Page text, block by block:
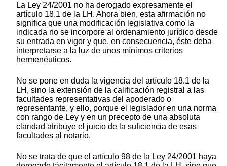
La Ley 24/2001 no ha derogado expresamente el
artículo 18.1 de la LH. Ahora bien, esta afirmación no
significa que una modificación legislativa como la
indicada no se incorpore al ordenamiento jurídico desde
su entrada en vigor y que, en consecuencia, éste deba
interpretarse a la luz de unos mínimos criterios
hermenéuticos.
No se pone en duda la vigencia del artículo 18.1 de la
LH, sino la extensión de la calificación registral a las
facultades representativas del apoderado o
representante, y ello, porque el legislador en una norma
con rango de Ley y en un precepto de una absoluta
claridad atribuye el juicio de la suficiencia de esas
facultades al notario.
No se trata de que el artículo 98 de la Ley 24/2001 haya